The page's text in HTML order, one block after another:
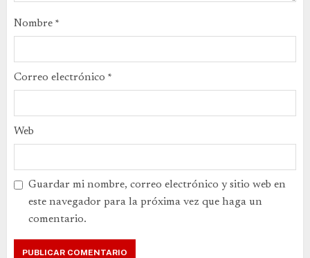
Nombre *
Correo electrónico *
Web
Guardar mi nombre, correo electrónico y sitio web en
este navegador para la próxima vez que haga un
comentario.